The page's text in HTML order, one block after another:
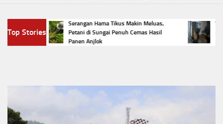
Top Stories
Serangan Hama Tikus Makin Meluas,
Petani di Sungai Penuh Cemas Hasil
Panen Anjlok
Viral
Listrik